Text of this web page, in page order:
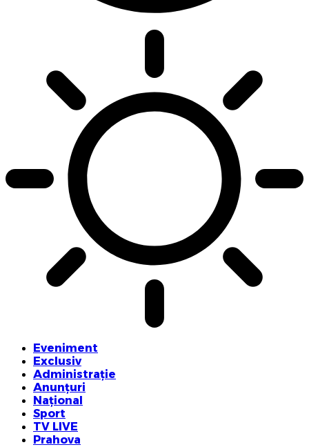
Eveniment
Exclusiv
Administrație
Anunțuri
Național
Sport
TV LIVE
Prahova